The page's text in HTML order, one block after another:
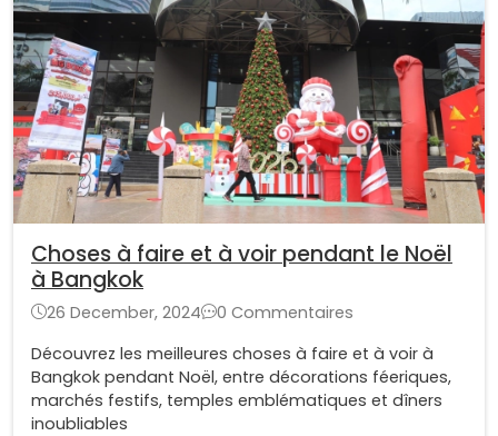
Choses à faire et à voir pendant le Noël
à Bangkok
26 December, 2024
0 Commentaires
Découvrez les meilleures choses à faire et à voir à
Bangkok pendant Noël, entre décorations féeriques,
marchés festifs, temples emblématiques et dîners
inoubliables